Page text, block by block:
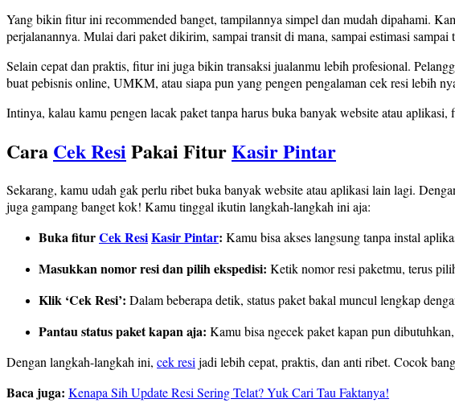
Yang bikin fitur ini recommended banget, tampilannya simpel dan mudah dipahami.
perjalanannya. Mulai dari paket dikirim, sampai transit di mana, sampai estimasi sampai
Selain cepat dan praktis, fitur ini juga bikin transaksi jualanmu lebih profesional.
buat pebisnis online, UMKM, atau siapa pun yang pengen pengalaman cek resi lebih
Intinya, kalau kamu pengen lacak paket tanpa harus buka banyak website atau aplikasi,
Cara Cek Resi Pakai FiturKasir Pintar
Sekarang, kamu udah gak perlu ribet buka banyak website atau aplikasi lain lagi.
juga gampang banget kok! Kamu tinggal ikutin langkah-langkah ini aja:
Buka fiturCek ResiKasir Pintar: Kamu bisa akses langsung tanpa instal
Masukkan nomor resi dan pilih ekspedisi: Ketik nomor resi paketmu, terus
Klik ‘Cek Resi’: Dalam beberapa detik, status paket bakal muncul lengkap
Pantau status paket kapan aja: Kamu bisa ngecek paket kapan pun
Dengan langkah-langkah ini, cek resijadi lebih cepat, praktis, dan anti ribet. Cocok
Baca juga: Kenapa Sih Update Resi Sering Telat? Yuk Cari Tau Faktanya!